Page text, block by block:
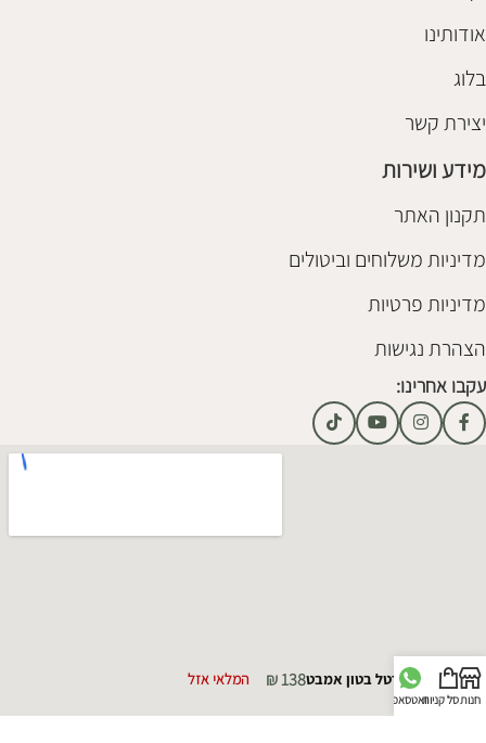
אודותינו
בלוג
יצירת קשר
מידע ושירות
תקנון האתר
מדיניות משלוחים וביטולים
מדיניות פרטיות
הצהרת נגישות
עקבו אחרינו:
חנותסל קניותוואטסאפ
אגרטל בטון אמבט ₪138 המלאי אזל